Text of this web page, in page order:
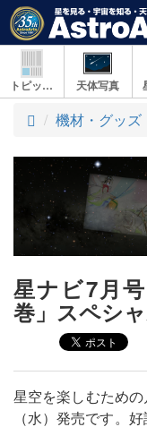
トピックス 天体写真
ト
プ
機材・グッズ
星ナビ7月
巻」スペシ
星空を楽しむため
（水）発売です。